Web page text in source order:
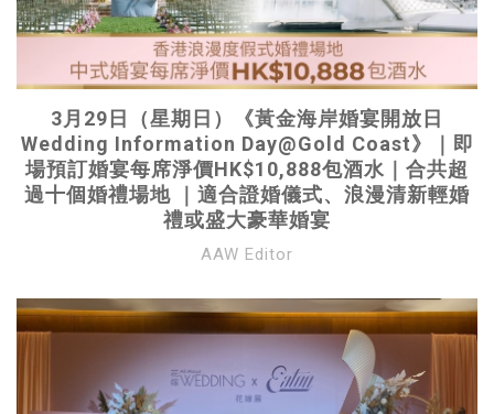
3月29日（星期日）《黃金海岸婚宴開放日
Wedding Information Day@Gold Coast》｜即
場預訂婚宴每席淨價HK$10,888包酒水｜合共超
過十個婚禮場地 ｜適合證婚儀式、浪漫清新輕婚
禮或盛大豪華婚宴
AAW Editor